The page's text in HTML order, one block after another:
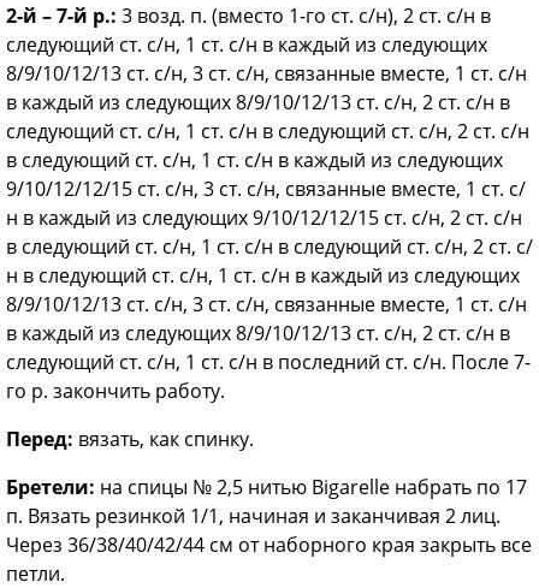
2-й – 7-й р.: 3 возд. п. (вместо 1-го ст. с/н), 2 ст. с/н в
следующий ст. с/н, 1 ст. с/н в каждый из следующих
8/9/10/12/13 ст. с/н, 3 ст. с/н, связанные вместе, 1 ст. с/н
в каждый из следующих 8/9/10/12/13 ст. с/н, 2 ст. с/н в
следующий ст. с/н, 1 ст. с/н в следующий ст. с/н, 2 ст. с/н
в следующий ст. с/н, 1 ст. с/н в каждый из следующих
9/10/12/12/15 ст. с/н, 3 ст. с/н, связанные вместе, 1 ст. с/
н в каждый из следующих 9/10/12/12/15 ст. с/н, 2 ст. с/н
в следующий ст. с/н, 1 ст. с/н в следующий ст. с/н, 2 ст. с/
н в следующий ст. с/н, 1 ст. с/н в каждый из следующих
8/9/10/12/13 ст. с/н, 3 ст. с/н, связанные вместе, 1 ст. с/н
в каждый из следующих 8/9/10/12/13 ст. с/н, 2 ст. с/н в
следующий ст. с/н, 1 ст. с/н в последний ст. с/н. После 7-
го р. закончить работу.
Перед: вязать, как спинку.
Бретели: на спицы № 2,5 нитью Bigarelle набрать по 17
п. Вязать резинкой 1/1, начиная и заканчивая 2 лиц.
Через 36/38/40/42/44 см от наборного края закрыть все
петли.